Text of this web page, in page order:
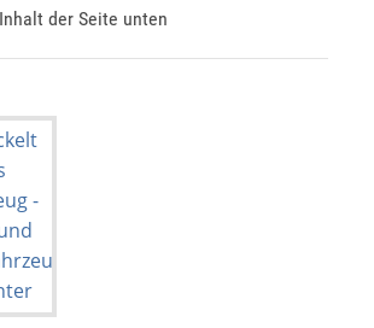
der Seite unten